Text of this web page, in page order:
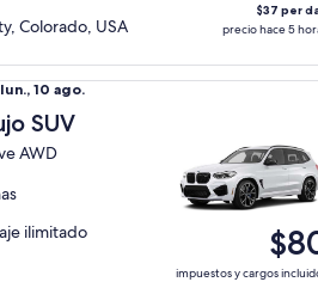
Colorado, USA
$37 per
precio hace 5
10 ago.
SUV
AWD
ilimitado
impuestos y cargos
BMW X3 xDrive AWD